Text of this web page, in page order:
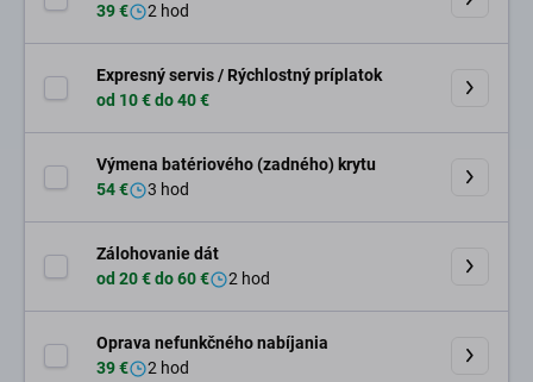
39 €
2 hod
Expresný servis / Rýchlostný príplatok
od 10 € do 40 €
Výmena batériového (zadného) krytu
54 €
3 hod
Zálohovanie dát
od 20 € do 60 €
2 hod
Oprava nefunkčného nabíjania
39 €
2 hod